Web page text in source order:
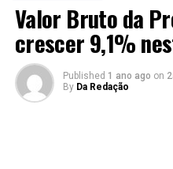
Valor Bruto da
crescer 9,1%
Published 1 ano ago on
By Da Redação